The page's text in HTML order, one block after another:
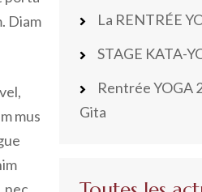
Diam
mus
La RENTRÉE
STAGE KATA-
Rentrée YOGA
Gita